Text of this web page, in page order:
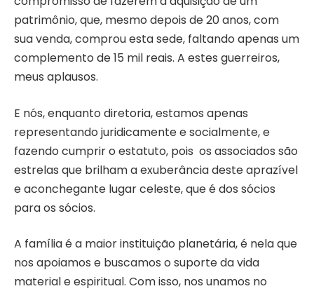
patrimônio, que, mesmo depois de 20 anos, com
sua venda, comprou esta sede, faltando apenas um
complemento de 15 mil reais. A estes guerreiros,
meus aplausos.
E nós, enquanto diretoria, estamos apenas
representando juridicamente e socialmente, e
fazendo cumprir o estatuto, pois os associados são
estrelas que brilham a exuberância deste aprazível
e aconchegante lugar celeste, que é dos sócios
para os sócios.
A família é a maior instituição planetária, é nela que
nos apoiamos e buscamos o suporte da vida
material e espiritual. Com isso, nos unamos no